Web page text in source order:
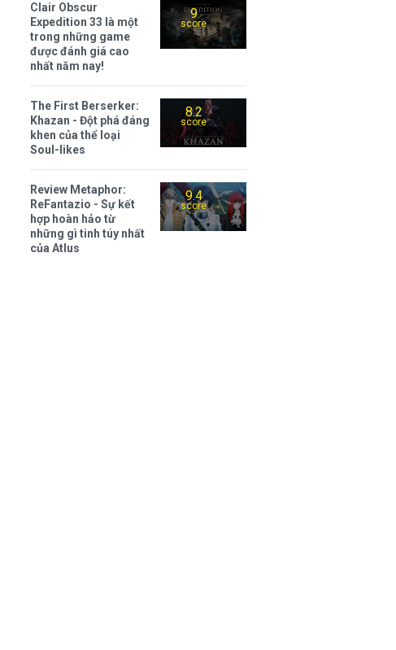
9
score
Clair Obscur
Expedition 33 là một
trong những game
được đánh giá cao
nhất năm nay!
8.2
score
The First Berserker:
Khazan - Đột phá đáng
khen của thể loại
Soul-likes
9.4
score
Review Metaphor:
ReFantazio - Sự kết
hợp hoàn hảo từ
những gì tinh túy nhất
của Atlus